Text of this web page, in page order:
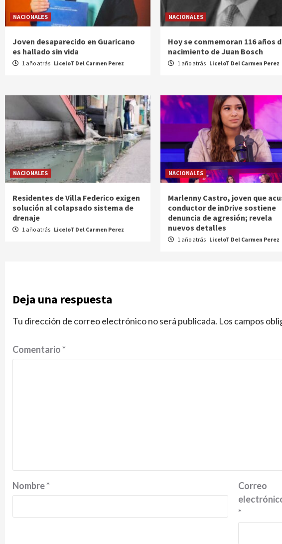
NACIONALES
Joven desaparecido en Guaricano
es hallado sin vida
1 año atrás LiceloT Del Carmen Perez
NACIONALES
Hoy se conmemoran 116 años
nacimiento de Juan Bosch
1 año atrás LiceloT Del Carmen Perez
NACIONALES
Residentes de Villa Federico exigen
solución al colapsado sistema de
drenaje
1 año atrás LiceloT Del Carmen Perez
NACIONALES
Marlenny Castro, joven que
conductor de inDrive sostiene
denuncia de agresión; revela
nuevos detalles
1 año atrás LiceloT Del Carmen Perez
Deja una respuesta
Tu dirección de correo electrónico no será publicada. Los campos
Comentario*
Nombre*
Correo
*